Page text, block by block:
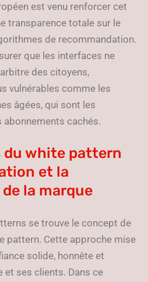
est venu renforcer cet
transparence totale sur le
de recommandation.
que les interfaces ne
des citoyens,
vulnérables comme les
âgées, qui sont les
cachés.
du white pattern
et la
la marque
se trouve le concept de
pattern. Cette approche mise
solide, honnête et
et ses clients. Dans ce